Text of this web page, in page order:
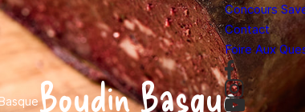
Concours
Contact
Foire Aux
Boudin Basque